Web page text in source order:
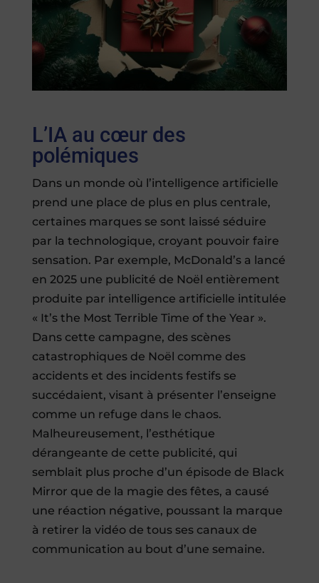
L’IA au cœur des
polémiques
Dans un monde où l’intelligence artificielle
prend une place de plus en plus centrale,
certaines marques se sont laissé séduire
par la technologique, croyant pouvoir faire
sensation. Par exemple, McDonald’s a lancé
en 2025 une publicité de Noël entièrement
produite par intelligence artificielle intitulée
« It’s the Most Terrible Time of the Year ».
Dans cette campagne, des scènes
catastrophiques de Noël comme des
accidents et des incidents festifs se
succédaient, visant à présenter l’enseigne
comme un refuge dans le chaos.
Malheureusement, l’esthétique
dérangeante de cette publicité, qui
semblait plus proche d’un épisode de Black
Mirror que de la magie des fêtes, a causé
une réaction négative, poussant la marque
à retirer la vidéo de tous ses canaux de
communication au bout d’une semaine.